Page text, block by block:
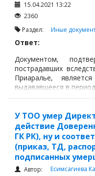
15.04.2021 13:22
2360
Раздел: Иные
Ответ:
Документом,
пострадавших
Приаралье,
выдававшееся в
У ТОО умер
действие
ГК РК), ну и
(приказ, ТД,
подписанных
Автор:
Есимсагиева